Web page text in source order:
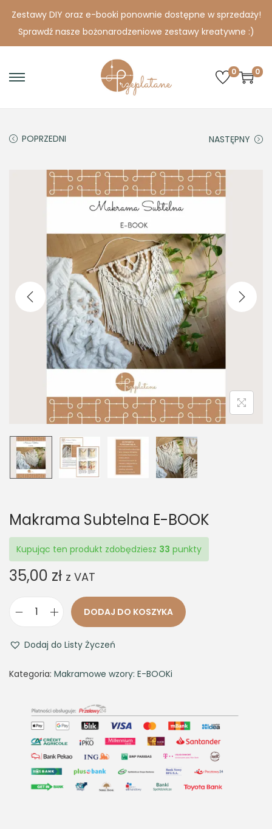
Zestawy DIY oraz e-booki ponownie dostępne w sprzedaży!
Sprawdź nasze bożonarodzeniowe zestawy kreatywne :)
S
o
n
a
v
i
g
a
t
i
o
n
S
o
c
o
n
t
e
n
t
0 0
POPRZEDNI NASTĘPNY
Makrama Subtelna E-BOOK
Kupując ten produkt zdobędziesz 33 punkty
35,00 zł z VAT
ś
a
k
r
a
m
DODAJ DO KOSZYKA
Dodaj do Listy Życzeń
Kategoria: Makramowe wzory: E-BOOKi